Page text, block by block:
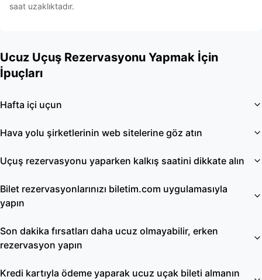
saat uzaklıktadır.
Ucuz Uçuş Rezervasyonu Yapmak İçin
İpuçları
Hafta içi uçun
Hava yolu şirketlerinin web sitelerine göz atın
Uçuş rezervasyonu yaparken kalkış saatini dikkate alın
Bilet rezervasyonlarınızı biletim.com uygulamasıyla
yapın
Son dakika fırsatları daha ucuz olmayabilir, erken
rezervasyon yapın
Kredi kartıyla ödeme yaparak ucuz uçak bileti almanın